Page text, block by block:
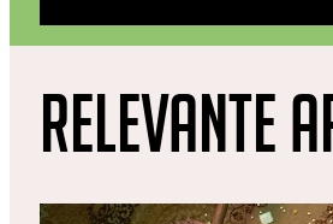
Relevante